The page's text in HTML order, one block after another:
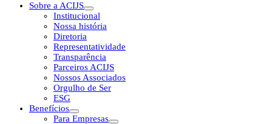
Sobre a ACIJS
Institucional
Nossa história
Diretoria
Representatividade
Transparência
Parceiros ACIJS
Nossos Associados
Orgulho de Ser
ESG
Benefícios
Para Empresas